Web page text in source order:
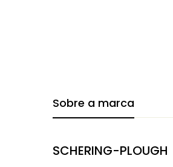
Sobre a marca
SCHERING-PLOUGH